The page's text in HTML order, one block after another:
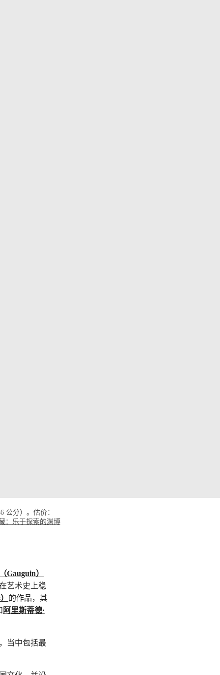
公分）。估价：
：乐于探索的渊博
Gauguin）
艺术史上稳
的作品，其
阿里斯蒂德·
，当中包括最